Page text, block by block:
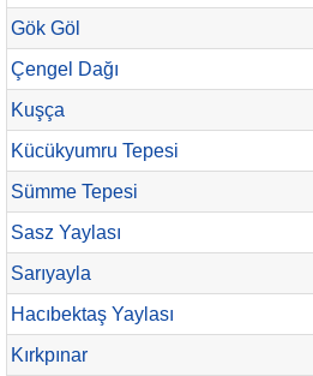
Gök Göl
Çengel Dağı
Kuşça
Kücükyumru Tepesi
Sümme Tepesi
Sasz Yaylası
Sarıyayla
Hacıbektaş Yaylası
Kırkpınar